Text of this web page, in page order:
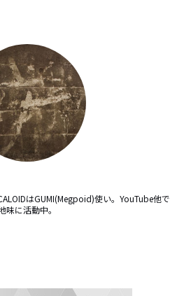
はGUMI(Megpoid)使い。YouTube他で
味に活動中。